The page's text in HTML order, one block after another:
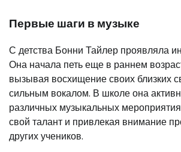
Первые шаги в музыке
С детства Бонни Тайлер проявляла
Она начала петь еще в раннем
вызывая восхищение своих близких
сильным вокалом. В школе она
различных музыкальных
свой талант и привлекая внимание
других учеников.